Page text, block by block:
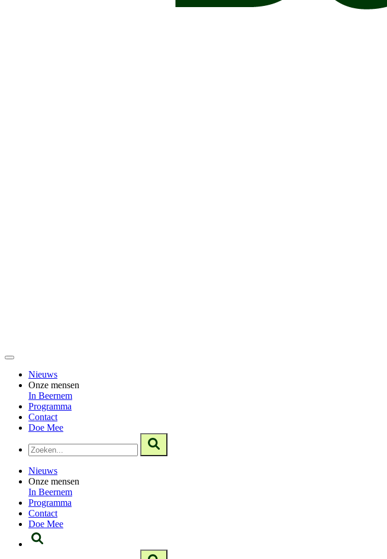
Nieuws
Onze mensen
In Beernem
Programma
Contact
Doe Mee
Nieuws
Onze mensen
In Beernem
Programma
Contact
Doe Mee